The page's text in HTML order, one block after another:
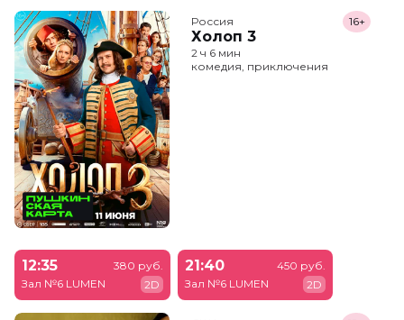
Россия
Холоп 3
16+
2 ч 6 мин
комедия, приключения
12:35
Зал №6 LUMEN
380 руб.
2D
21:40
Зал №6 LUMEN
450 руб.
2D